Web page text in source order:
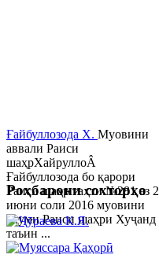
Ғайбуллозода Х. Муовини
аввали Раиси
шаҳрХайруллоÂ
Ғайбуллозода бо қарори
Раиси шаҳр таҳти №281 аз 2
июни соли 2016 муовини
якуми Раиси шаҳри Хуҷанд
таъин ...
Роҳбарони сохторҳо